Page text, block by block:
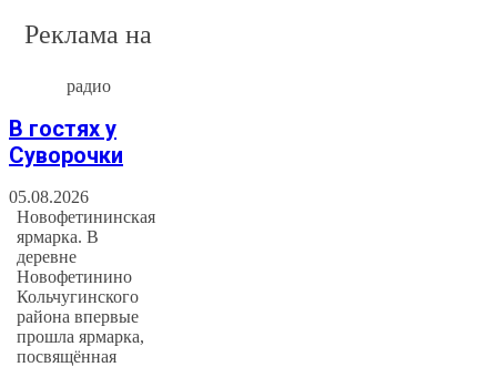
Реклама на
радио
В гостях у
Суворочки
05.08.2026
Новофетининская
ярмарка. В
деревне
Новофетинино
Кольчугинского
района впервые
прошла ярмарка,
посвящённая